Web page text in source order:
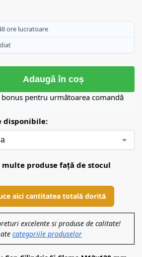
ore lucratoare
Adaugă în coș
pentru următoarea comandă
disponibile:
produse față de stocul
aici cantitatea totală dorită
excelente si produse de calitate!
categoriile produselor